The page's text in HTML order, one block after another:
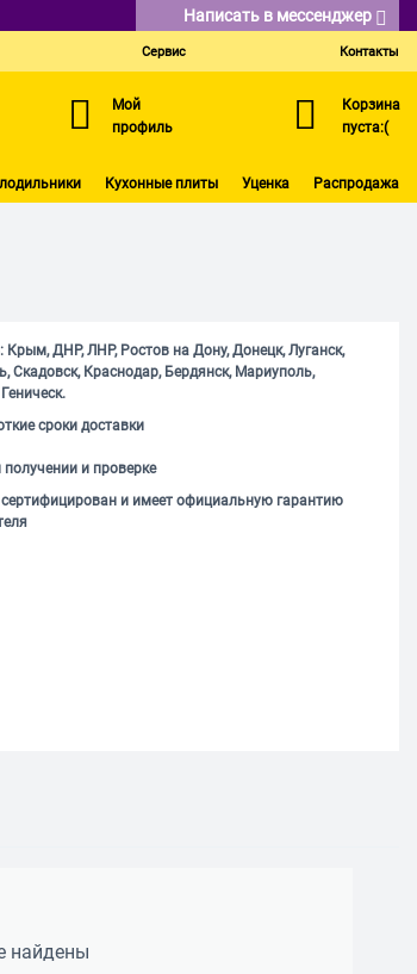
Написать в мессенджер
Сервис Контакты
Мой
профиль
Корзина
пуста:(
Кухонные плиты Уценка Распродажа
Крым, ДНР, ЛНР, Ростов на Дону, Донецк, Луганск,
Скадовск, Краснодар, Бердянск, Мариуполь,
сроки доставки
и проверке
сертифицирован и имеет официальную гарантию
найдены